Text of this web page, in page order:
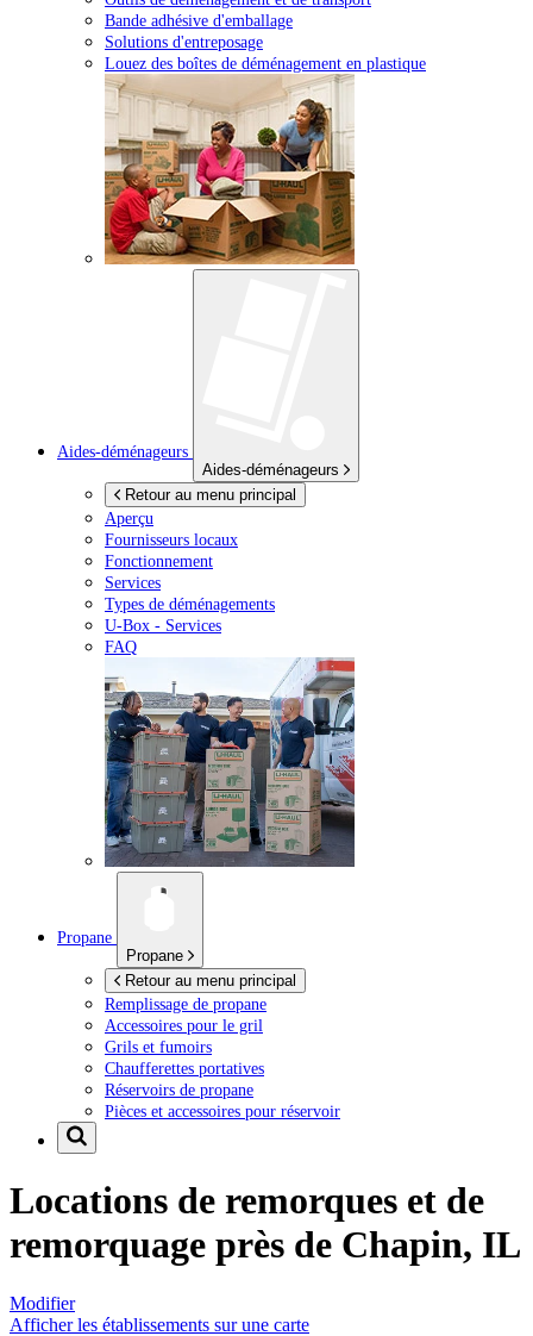
Bande adhésive d'emballage
Solutions d'entreposage
Louez des boîtes de déménagement en plastique
Aides-déménageurs
Aides-déménageurs
Retour au menu principal
Aperçu
Fournisseurs locaux
Fonctionnement
Services
Types de déménagements
U-Box - Services
FAQ
Propane
Propane
Retour au menu principal
Remplissage de propane
Accessoires pour le gril
Grils et fumoirs
Chaufferettes portatives
Réservoirs de propane
Pièces et accessoires pour réservoir
Locations de remorques et de
remorquage près de Chapin, IL
Modifier
Afficher les établissements sur une carte